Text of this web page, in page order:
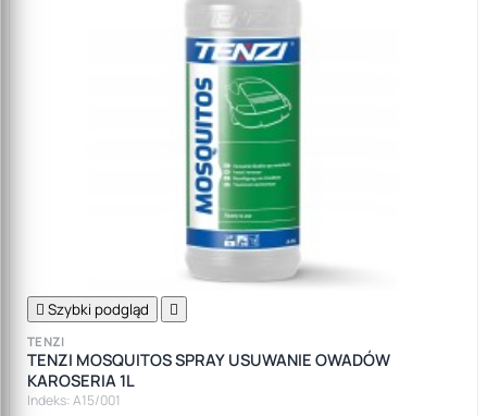
 Szybki podgląd 
TENZI
TENZI MOSQUITOS SPRAY USUWANIE OWADÓW
KAROSERIA 1L
Indeks: A15/001